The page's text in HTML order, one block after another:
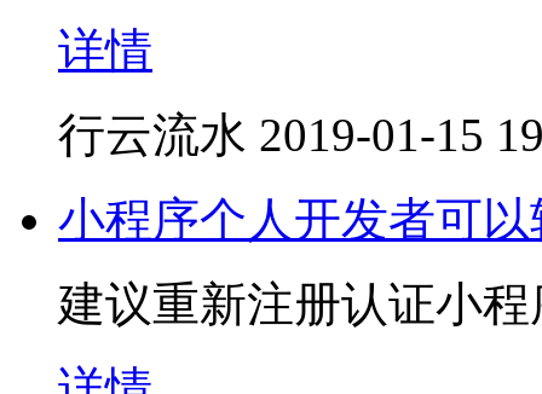
详情
行云流水 2019-01-15
小程序个人开发者可
建议重新注册认证小